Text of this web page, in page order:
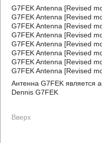
G7FEK Antenna [Revised
G7FEK Antenna [Revised
G7FEK Antenna [Revised
G7FEK Antenna [Revised
G7FEK Antenna [Revised
G7FEK Antenna [Revised
G7FEK Antenna [Revised
G7FEK Antenna [Revised
Антенна G7FEK является
Dennis G7FEK
Вверх